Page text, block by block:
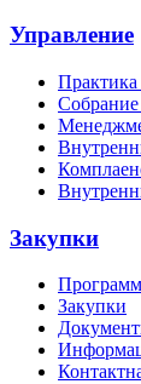
Управление
Практика
Закупки
Закупки